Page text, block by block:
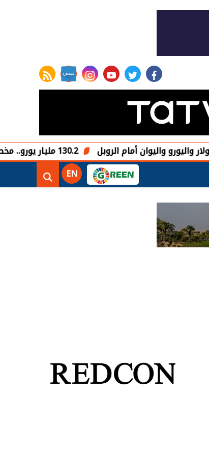
facebook
twitter
youtube
instagram
rss feed
130.2 مليار يورو.. مخصصات البحث والتطوير في الاتحاد الأوروبي خلال 2025 أمام الروبل
EN